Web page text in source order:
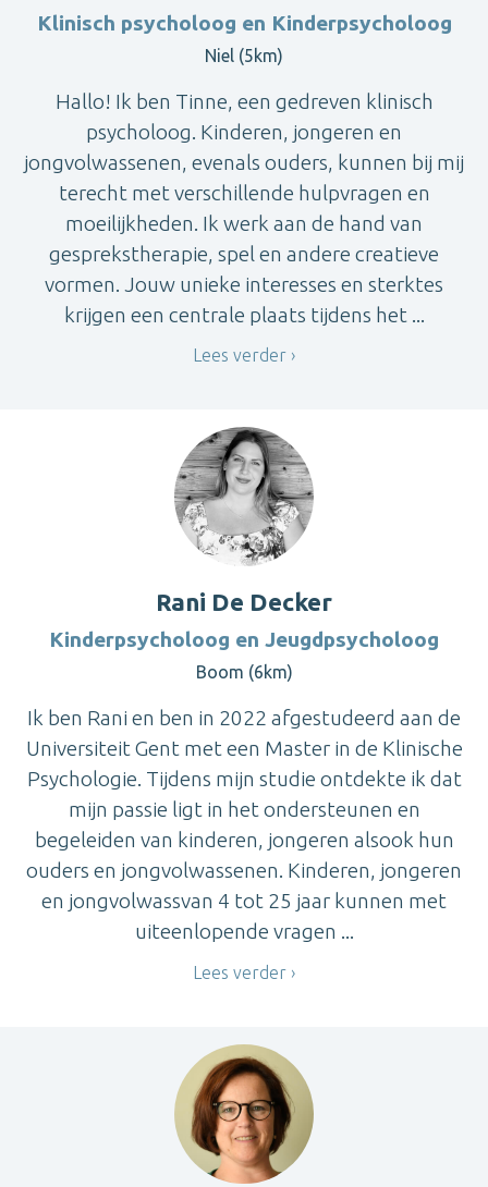
Klinisch psycholoog en Kinderpsycholoog
Niel (5km)
Hallo! Ik ben Tinne, een gedreven klinisch
psycholoog. Kinderen, jongeren en
jongvolwassenen, evenals ouders, kunnen bij mij
terecht met verschillende hulpvragen en
moeilijkheden. Ik werk aan de hand van
gesprekstherapie, spel en andere creatieve
vormen. Jouw unieke interesses en sterktes
krijgen een centrale plaats tijdens het ...
Lees verder
Rani De Decker
Kinderpsycholoog en Jeugdpsycholoog
Boom (6km)
Ik ben Rani en ben in 2022 afgestudeerd aan de
Universiteit Gent met een Master in de Klinische
Psychologie. Tijdens mijn studie ontdekte ik dat
mijn passie ligt in het ondersteunen en
begeleiden van kinderen, jongeren alsook hun
ouders en jongvolwassenen. Kinderen, jongeren
en jongvolwassvan 4 tot 25 jaar kunnen met
uiteenlopende vragen ...
Lees verder